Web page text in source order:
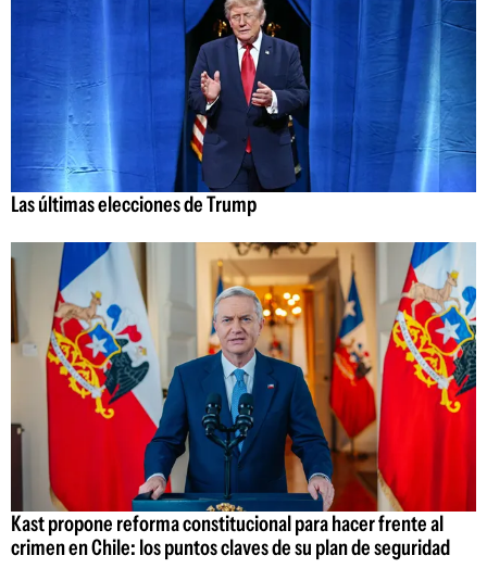
Las últimas elecciones de Trump
Kast propone reforma constitucional para hacer frente al
crimen en Chile: los puntos claves de su plan de seguridad